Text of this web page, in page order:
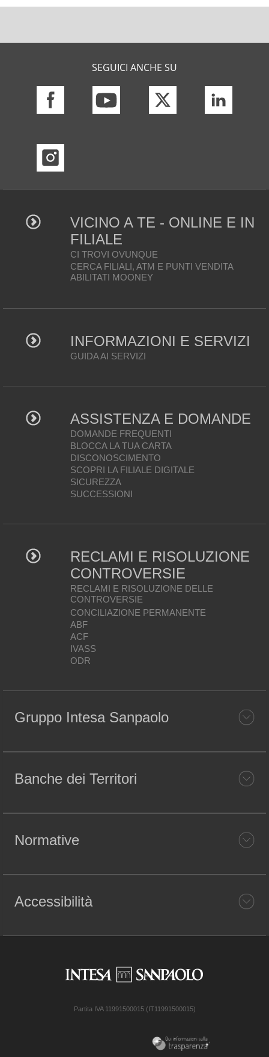
SEGUICI ANCHE SU
VICINO A TE - ONLINE E IN
FILIALE
CI TROVI OVUNQUE
CERCA FILIALI, ATM E PUNTI VENDITA
ABILITATI MOONEY
INFORMAZIONI E SERVIZI
GUIDA AI SERVIZI
ASSISTENZA E DOMANDE
DOMANDE FREQUENTI
BLOCCA LA TUA CARTA
DISCONOSCIMENTO
SCOPRI LA FILIALE DIGITALE
SICUREZZA
SUCCESSIONI
RECLAMI E RISOLUZIONE
CONTROVERSIE
RECLAMI E RISOLUZIONE DELLE
CONTROVERSIE
CONCILIAZIONE PERMANENTE
ABF
ACF
IVASS
ODR
Gruppo Intesa Sanpaolo
Banche dei Territori
Normative
Accessibilità
Partita IVA 11991500015 (IT11991500015)